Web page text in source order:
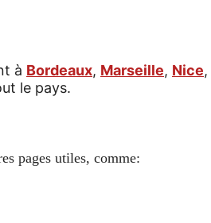
à Bordeaux, Marseille, Nice,
le pays.
pages utiles, comme: